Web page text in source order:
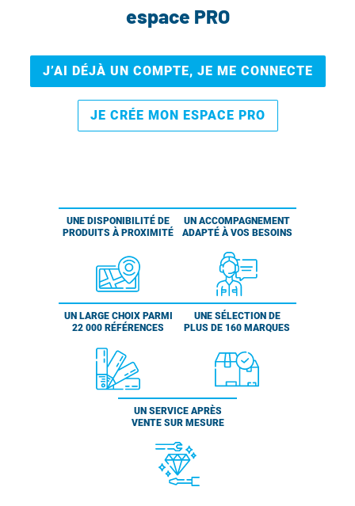
espace PRO
J’AI DÉJÀ UN COMPTE, JE ME CONNECTE
JE CRÉE MON ESPACE PRO
UNE DISPONIBILITÉ DE
PRODUITS À PROXIMITÉ
UN ACCOMPAGNEMENT
ADAPTÉ À VOS BESOINS
UN LARGE CHOIX PARMI
22 000 RÉFÉRENCES
UNE SÉLECTION DE
PLUS DE 160 MARQUES
UN SERVICE APRÈS
VENTE SUR MESURE